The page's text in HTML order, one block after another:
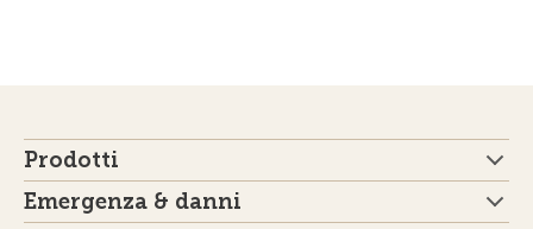
Prodotti
Emergenza & danni